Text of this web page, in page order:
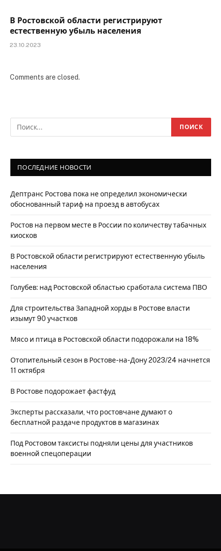
В Ростовской области регистрируют
естественную убыль населения
23.10.2023
Comments are closed.
ПОСЛЕДНИЕ НОВОСТИ
Дептранс Ростова пока не определил экономически
обоснованный тариф на проезд в автобусах
Ростов на первом месте в России по количеству табачных
киосков
В Ростовской области регистрируют естественную убыль
населения
Голубев: над Ростовской областью сработала система ПВО
Для строительства Западной хорды в Ростове власти
изымут 90 участков
Мясо и птица в Ростовской области подорожали на 18%
Отопительный сезон в Ростове-на-Дону 2023/24 начнется
11 октября
В Ростове подорожает фастфуд
Эксперты рассказали, что ростовчане думают о
бесплатной раздаче продуктов в магазинах
Под Ростовом таксисты подняли цены для участников
военной спецоперации